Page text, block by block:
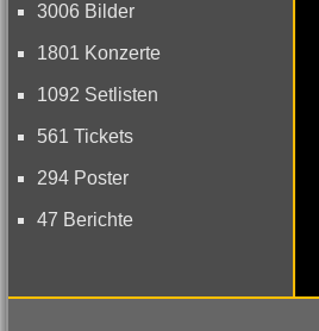
3006 Bilder
1801 Konzerte
1092 Setlisten
561 Tickets
294 Poster
47 Berichte